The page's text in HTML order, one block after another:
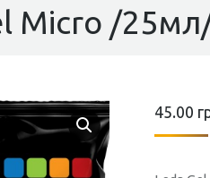
Micro /
45.00